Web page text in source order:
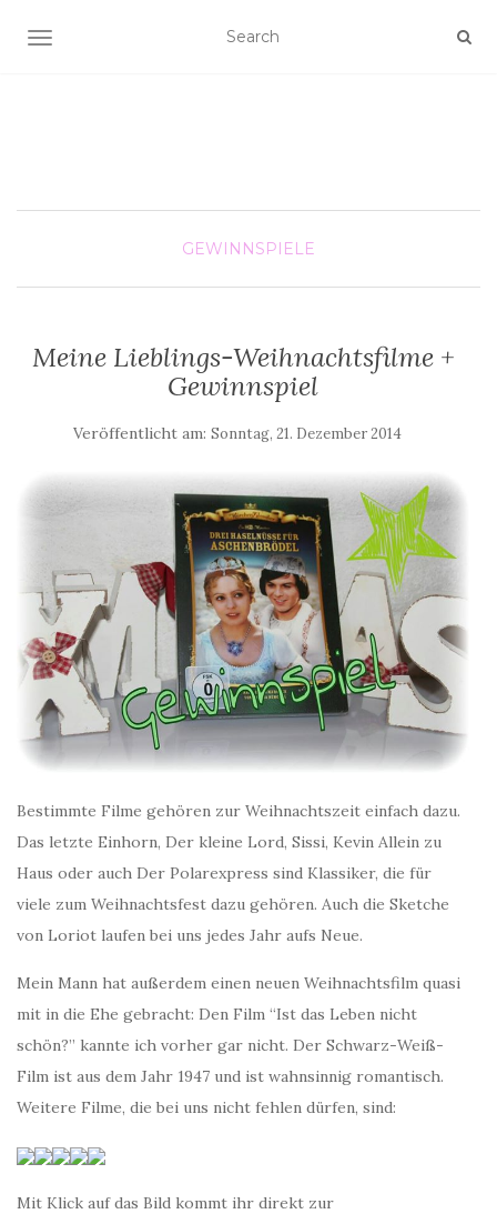
SCHALTE NAVIGATION
GEWINNSPIELE
Meine Lieblings-Weihnachtsfilme +
Gewinnspiel
Veröffentlicht am: Sonntag, 21. Dezember 2014
Bestimmte Filme gehören zur Weihnachtszeit einfach dazu.
Das letzte Einhorn, Der kleine Lord, Sissi, Kevin Allein zu
Haus oder auch Der Polarexpress sind Klassiker, die für
viele zum Weihnachtsfest dazu gehören. Auch die Sketche
von Loriot laufen bei uns jedes Jahr aufs Neue.
Mein Mann hat außerdem einen neuen Weihnachtsfilm quasi
mit in die Ehe gebracht: Den Film “Ist das Leben nicht
schön?” kannte ich vorher gar nicht. Der Schwarz-Weiß-
Film ist aus dem Jahr 1947 und ist wahnsinnig romantisch.
Weitere Filme, die bei uns nicht fehlen dürfen, sind:
Mit Klick auf das Bild kommt ihr direkt zur